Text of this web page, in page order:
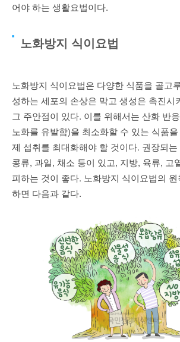
어야 하는 생활요법이다.
노화방지 식이요법
노화방지 식이요법은 다양한 식품을 골고
성하는 세포의 손상은 막고 생성은 촉진시
그 주안점이 있다. 이를 위해서는 산화 반응
노화를 유발함)을 최소화할 수 있는 식품
제 섭취를 최대화해야 할 것이다. 권장되
콩류, 과일, 채소 등이 있고, 지방, 육류, 고
피하는 것이 좋다. 노화방지 식이요법의
하면 다음과 같다.